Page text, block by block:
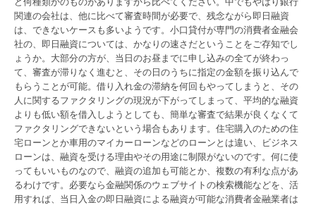
関連の会社は、他に比べて審査時間が必要で、残念ながら即日融資
は、できないケースも多いようです。小口貸付が専門の消費者金融会
社の、即日融資については、かなりの速さだということをご存知でし
ょうか。大部分の方が、当日のお昼までに申し込みの全てが終わっ
て、審査が滞りなく進むと、その日のうちに指定の金額を振り込んで
もらうことが可能。借り入れ金の滞納を何回もやってしまうと、その
人に関するファクタリングの現況が下がってしまって、平均的な融資
よりも低い額を借入しようとしても、簡単な審査で結果が良くなくて
ファクタリングできないという場合もあります。住宅購入のための住
宅ローンとか車用のマイカーローンなどのローンとは違い、ビジネス
ローンは、融資を受ける理由やその用途に制限がないのです。何に使
ってもいいものなので、融資の追加も可能とか、複数の有利な点があ
るわけです。必要なら金融関係のウェブサイトの検索機能などを、活
用すれば、当日入金の即日融資による融資が可能な消費者金融業者は